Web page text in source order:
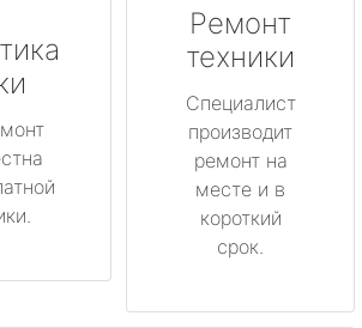
Ремонт
техники
Специалист
производит
ремонт на
месте и в
короткий
срок.